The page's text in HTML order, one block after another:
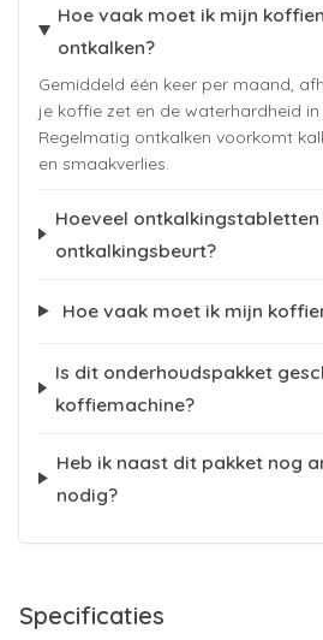
Hoe vaak moet ik mijn
ontkalken?
Gemiddeld één keer per maand,
je koffie zet en de waterhardheid in
Regelmatig ontkalken voorkomt
en smaakverlies.
Hoeveel
ontkalkingsbeurt?
Hoe vaak moet ik mijn
Is dit onderhoudspakket
koffiemachine?
Heb ik naast dit pakket nog
nodig?
Specificaties